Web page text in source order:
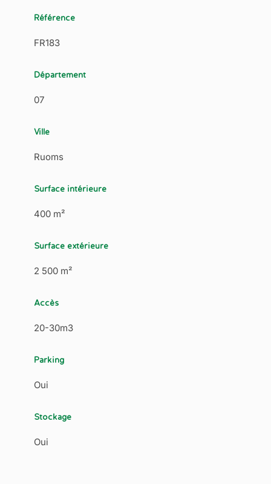
Référence
FR183
Département
07
Ville
Ruoms
Surface intérieure
400 m²
Surface extérieure
2 500 m²
Accès
20-30m3
Parking
Oui
Stockage
Oui